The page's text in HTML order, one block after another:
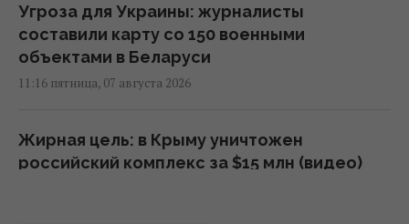
Угроза для Украины: журналисты
составили карту со 150 военными
объектами в Беларуси
11:16 пятница, 07 августа 2026
Жирная цель: в Крыму уничтожен
российский комплекс за $15 млн (видео)